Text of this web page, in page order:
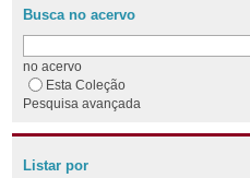
Busca no acervo
no acervo
Esta Coleção
Pesquisa avançada
Listar por